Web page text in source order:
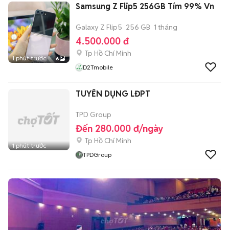
1 phút trước 6
Samsung Z Flip5 256GB Tím 99% Vn
Galaxy Z Flip5 256 GB 1 tháng
4.500.000 đ
Tp Hồ Chí Minh
D2Tmobile
1 phút trước
TUYỂN DỤNG LĐPT
TPD Group
Đến 280.000 đ/ngày
Tp Hồ Chí Minh
TPDGroup